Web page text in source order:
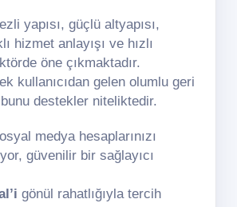
yapısı, güçlü altyapısı,
hizmet anlayışı ve hızlı
öne çıkmaktadır.
kullanıcıdan gelen olumlu geri
destekler niteliktedir.
medya hesaplarınızı
güvenilir bir sağlayıcı
gönül rahatlığıyla tercih